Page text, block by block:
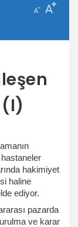
(I)
hakimiyet
haline
ediyor.
pazarda
ve karar